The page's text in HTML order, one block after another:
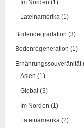
Im Norden (1)
Lateinamerika (1)
Bodendegradation (3)
Bodenregeneration (1)
Ernährungssouveränität
Asien (1)
Global (3)
Im Norden (1)
Lateinamerika (2)